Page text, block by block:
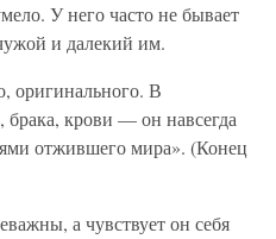
У него часто не бывает
и далекий им.
оригинального. В
крови — он навсегда
отжившего мира». (Конец
а чувствует он себя